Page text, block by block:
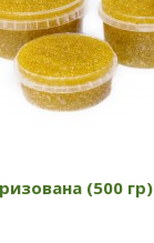
(500 гр)